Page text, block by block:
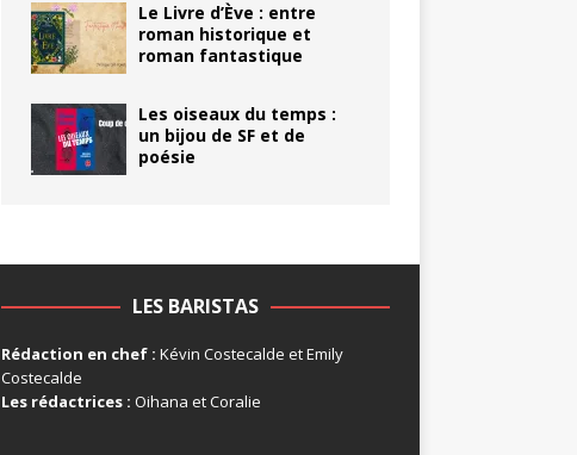
Le Livre d’Ève : entre
roman historique et
roman fantastique
Les oiseaux du temps :
un bijou de SF et de
poésie
LES BARISTAS
Rédaction en chef : Kévin Costecalde et Emily
Costecalde
Les rédactrices : Oihana et Coralie